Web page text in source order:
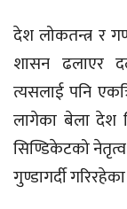
देश लोकतन्त्र र
शासन ढलाएर
त्यसलाई पनि
लागेका बेला देश
सिण्डिकेटको
गुण्डागर्दी